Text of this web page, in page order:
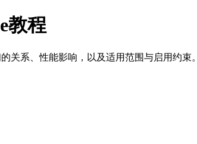
教程
关系、性能影响，以及适用范围与启用约束。